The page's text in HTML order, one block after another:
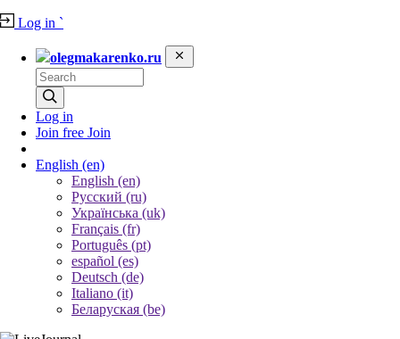
Log in `
olegmakarenko.ru
Log in
Join free Join
English (en)
English (en)
Русский (ru)
Українська (uk)
Français (fr)
Português (pt)
español (es)
Deutsch (de)
Italiano (it)
Беларуская (be)